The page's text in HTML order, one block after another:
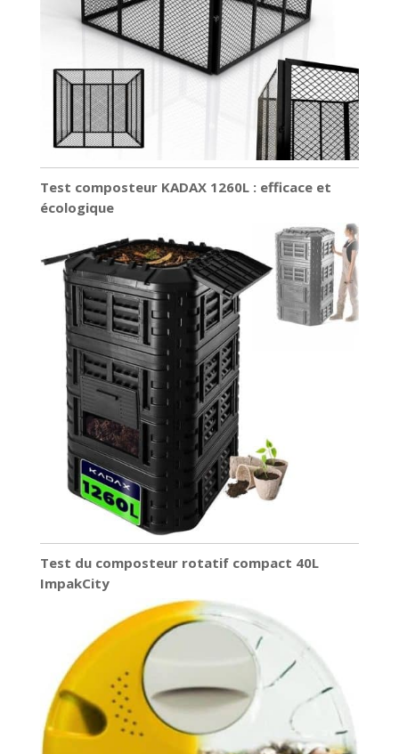
Test composteur KADAX 1260L : efficace et
écologique
Test du composteur rotatif compact 40L
ImpakCity